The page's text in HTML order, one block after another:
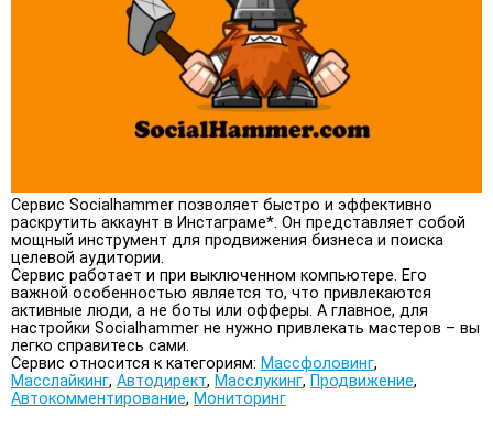
Сервис Socialhammer позволяет быстро и эффективно
раскрутить аккаунт в Инстаграме*. Он представляет собой
мощный инструмент для продвижения бизнеса и поиска
целевой аудитории.
Сервис работает и при выключенном компьютере. Его
важной особенностью является то, что привлекаются
активные люди, а не боты или офферы. А главное, для
настройки Socialhammer не нужно привлекать мастеров – вы
легко справитесь сами.
Сервис относится к категориям: Массфоловинг,
Масслайкинг, Автодирект, Масслукинг, Продвижение,
Автокомментирование, Мониторинг